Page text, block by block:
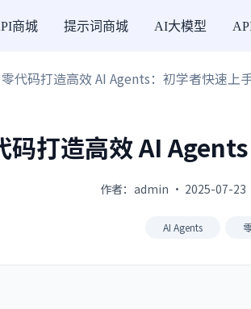
商城 提示词商城 AI大模型
代码打造高效 AI Agents：初学者快速上
码打造高效 AI
作者：admin · 2025-07-23
AI Agents